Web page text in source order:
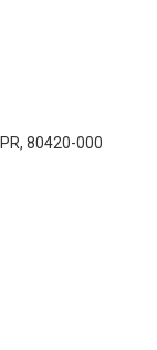
80420-000